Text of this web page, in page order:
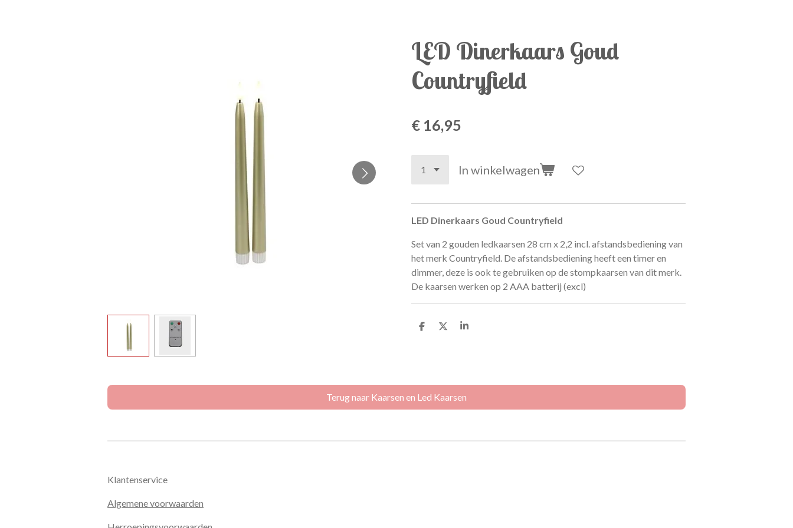
LED Dinerkaars Goud
Countryfield
€ 16,95
In winkelwagen
LED Dinerkaars Goud Countryfield
Set van 2 gouden ledkaarsen 28 cm x 2,2 incl. afstandsbediening van
het merk Countryfield. De afstandsbediening heeft een timer en
dimmer, deze is ook te gebruiken op de stompkaarsen van dit merk.
De kaarsen werken op 2 AAA batterij (excl)
D
D
S
Terug naar Kaarsen en Led Kaarsen
Klantenservice
Algemene voorwaarden